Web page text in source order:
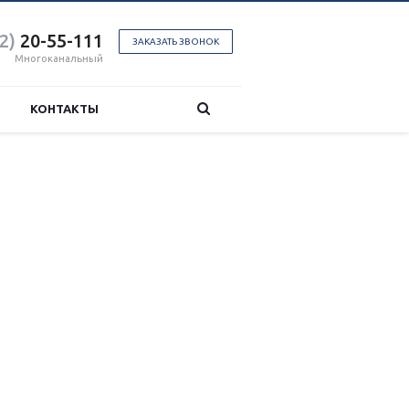
ЗАКАЗАТЬ ЗВОНОК
20-55-111
Многоканальный
КОНТАКТЫ